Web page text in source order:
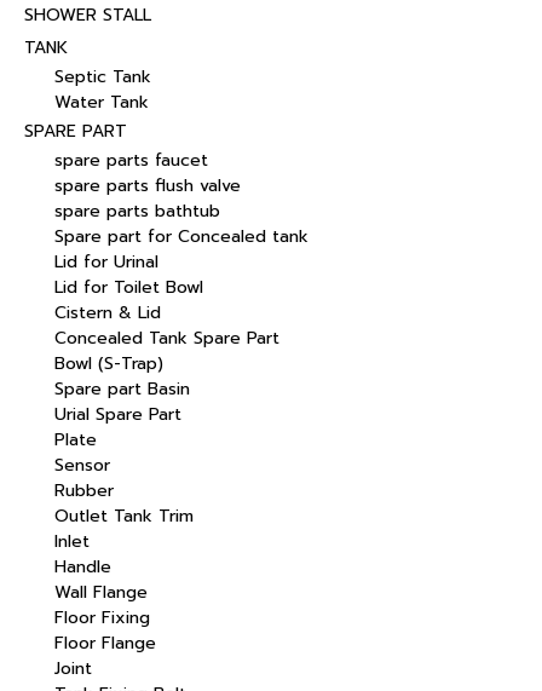
SHOWER STALL
TANK
Septic Tank
Water Tank
SPARE PART
spare parts faucet
spare parts flush valve
spare parts bathtub
Spare part for Concealed tank
Lid for Urinal
Lid for Toilet Bowl
Cistern & Lid
Concealed Tank Spare Part
Bowl (S-Trap)
Spare part Basin
Urial Spare Part
Plate
Sensor
Rubber
Outlet Tank Trim
Inlet
Handle
Wall Flange
Floor Fixing
Floor Flange
Joint